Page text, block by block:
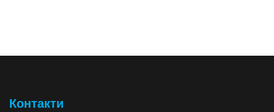
Контакти